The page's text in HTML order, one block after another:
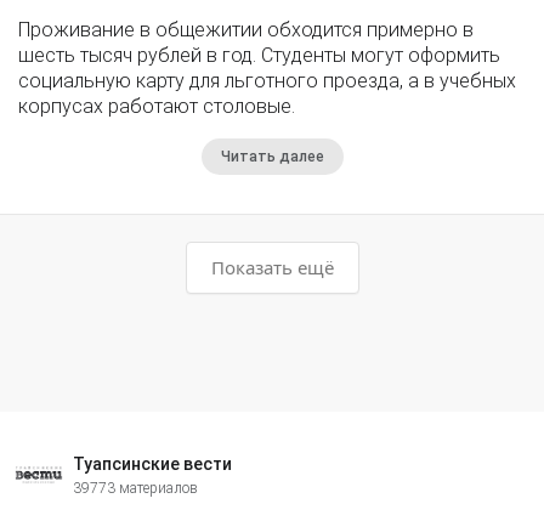
Проживание в общежитии обходится примерно в
шесть тысяч рублей в год. Студенты могут оформить
социальную карту для льготного проезда, а в учебных
корпусах работают столовые.
Читать далее
Показать ещё
Туапсинские вести
39773 материалов